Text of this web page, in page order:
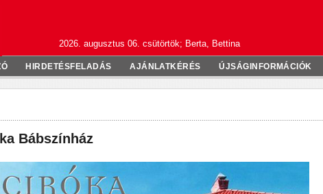
2026. augusztus 06. csütörtök; Berta, Bettina
HIRDETÉSFELADÁS AJÁNLATKÉRÉS ÚJSÁGINFORMÁCIÓK
Bábszínház